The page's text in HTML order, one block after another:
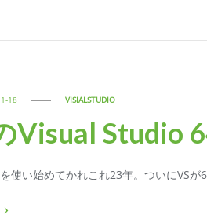
18 VISIALSTUDIO
Visual Studio
使い始めてかれこれ23年。ついにVS